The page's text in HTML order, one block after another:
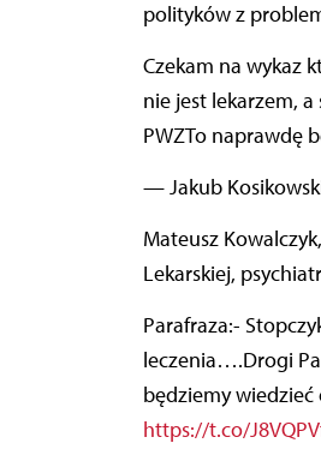
polityków z
Czekam na wykaz którzy politycy leczyli się psychiatrycznie, albo wenerycznie.Na dodatek Minister
nie jest lekarzem,
PWZTo naprawdę
— Jakub
Mateusz
Lekarskiej,
Parafraza:- Stopczyk, a co Wy tam przeglądacie?- a takie tam szpargały, recepty, historie
leczenia….Drogi
będziemy wiedzieć
https://t.co/